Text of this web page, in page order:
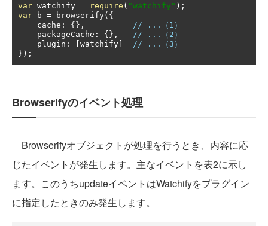
var watchify = require ( "watchify" );
var b = browserify({
    cache
: {},
// ...（1）
    packageCache
: {},
// ...（2）
    plugin
: [watchify]
// ...（3）
});
Browserifyのイベント処理
Browserifyオブジェクトが処理を行うとき、内容に応
じたイベントが発生します。主なイベントを表2に示し
ます。このうちupdateイベントはWatchifyをプラグイン
に指定したときのみ発生します。